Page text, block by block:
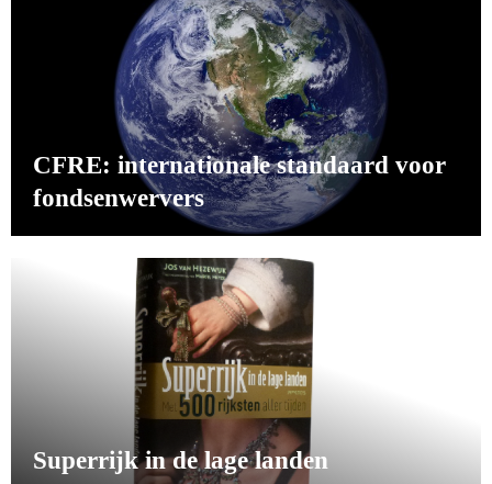
CFRE: internationale standaard voor
fondsenwervers
Superrijk in de lage landen